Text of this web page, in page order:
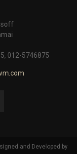
012-5746875
and Developed by